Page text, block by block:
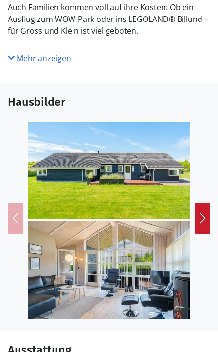
Auch Familien kommen voll auf ihre Kosten: Ob ein
Ausflug zum WOW-Park oder ins LEGOLAND® Billund –
für Gross und Klein ist viel geboten.
Mehr anzeigen
Hausbilder